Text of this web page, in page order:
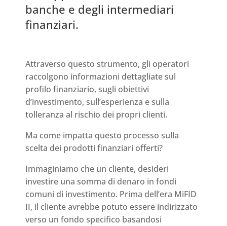
banche e degli intermediari
finanziari.
Attraverso questo strumento, gli operatori
raccolgono informazioni dettagliate sul
profilo finanziario, sugli obiettivi
d’investimento, sull’esperienza e sulla
tolleranza al rischio dei propri clienti.
Ma come impatta questo processo sulla
scelta dei prodotti finanziari offerti?
Immaginiamo che un cliente, desideri
investire una somma di denaro in fondi
comuni di investimento. Prima dell’era MiFID
II, il cliente avrebbe potuto essere indirizzato
verso un fondo specifico basandosi